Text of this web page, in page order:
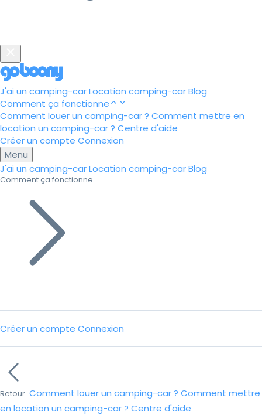
J'ai un camping-carLocation camping-carBlog
Comment ça fonctionne
Comment louer un camping-car ? Comment mettre en
location un camping-car ? Centre d'aide
Créer un compte Connexion
Menu
J'ai un camping-carLocation camping-carBlog
Comment ça fonctionne
Créer un compte Connexion
Retour Comment louer un camping-car ? Comment mettre
en location un camping-car ? Centre d'aide